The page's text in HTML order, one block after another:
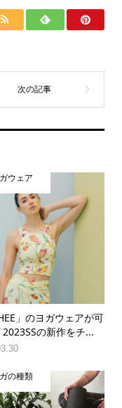
ウェア
」のヨガウェアが可
の新作をチ...
の種類